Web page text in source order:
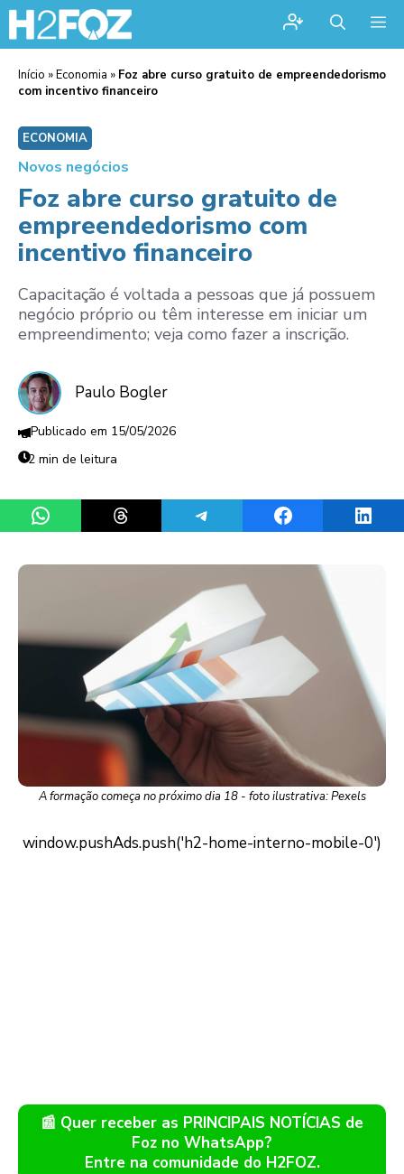
Início »Economia » Foz abre curso gratuito de empreendedorismo
com incentivo financeiro
ECONOMIA
Novos negócios
Foz abre curso gratuito de
empreendedorismo com
incentivo financeiro
Capacitação é voltada a pessoas que já possuem
negócio próprio ou têm interesse em iniciar um
empreendimento; veja como fazer a inscrição.
Paulo Bogler
15/05/2026
2 min de leitura
Share on WhatsAppShare on ThreadsShare on TelegramShare on Facebook
A formação começa no próximo dia 18 - foto ilustrativa: Pexels
📰 Quer receber as PRINCIPAIS NOTÍCIAS de
Foz no WhatsApp?
Entre na comunidade do H2FOZ.